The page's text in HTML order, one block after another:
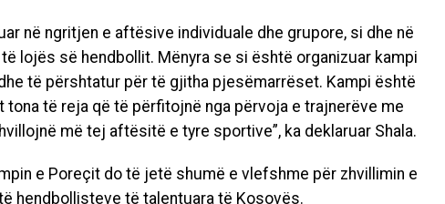
në ngritjen e aftësive individuale dhe grupore, si dhe në
lojës së hendbollit. Mënyra se si është organizuar kampi
të përshtatur për të gjitha pjesëmarrëset. Kampi është
të reja që të përfitojnë nga përvoja e trajnerëve me
më tej aftësitë e tyre sportive”, ka deklaruar Shala.
e Poreçit do të jetë shumë e vlefshme për zhvillimin e
hendbollisteve të talentuara të Kosovës.